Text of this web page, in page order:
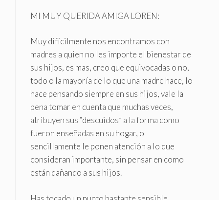
MI MUY QUERIDA AMIGA LOREN:
Muy difícilmente nos encontramos con
madres a quien no les importe el bienestar de
sus hijos, es mas, creo que equivocadas o no,
todo o la mayoría de lo que una madre hace, lo
hace pensando siempre en sus hijos, vale la
pena tomar en cuenta que muchas veces,
atribuyen sus “descuidos” a la forma como
fueron enseñadas en su hogar, o
sencillamente le ponen atención a lo que
consideran importante, sin pensar en como
están dañando a sus hijos.